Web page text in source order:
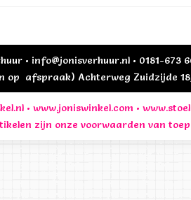
• info@jonisverhuur.nl • 0181-673
op afspraak) Achterweg Zuidzijde 18,
• www.joniswinkel.com •
zijn onze voorwaarden van